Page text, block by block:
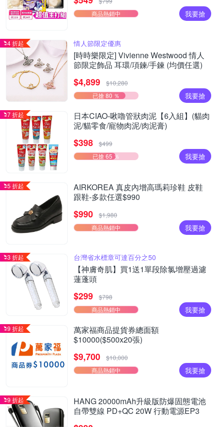
商品熱銷中
我要搶
4 折起 情人節限定優惠
[時時樂限定] Vivienne Westwood 情人
節限定飾品 耳環/項鍊/手鍊 (均價任選)
$4,899
$10,280
已搶 80 ％
我要搶
7 折起
日本CIAO-啾嚕管狀肉泥【6入組】(貓肉
泥/貓零食/寵物肉泥/肉泥膏)
$398
$499
已搶 65 ％
我要搶
5 折起
AIRKOREA 真皮內增高瑪莉珍鞋 皮鞋
跟鞋-多款任選$990
$990
$1,980
商品熱銷中
我要搶
3 折起 台灣省水標章可達百分之50
【神膚奇肌】買1送1單段除氯增壓過濾
蓮蓬頭
$299
$798
商品熱銷中
我要搶
9 折起
萬家福商品提貨券總面額
$10000($500x20張)
$9,700
$10,000
商品熱銷中
我要搶
9 折起
HANG 20000mAh升級版防爆固態電池
自帶雙線 PD+QC 20W 行動電源EP3